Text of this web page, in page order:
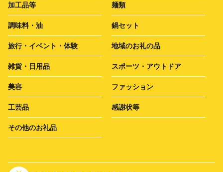
加工品等 麺類
調味料・油 鍋セット
旅行・イベント・体験 地域のお礼の品
雑貨・日用品 スポーツ・アウトドア
美容 ファッション
工芸品 感謝状等
その他のお礼品